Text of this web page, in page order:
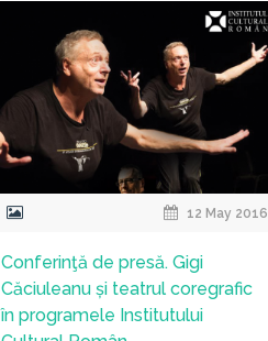
12 May 2016
Conferinţă de presă. Gigi
Căciuleanu și teatrul coregrafic
în programele Institutului